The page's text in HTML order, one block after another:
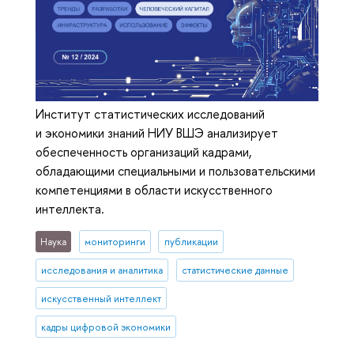
Институт статистических исследований
и экономики знаний НИУ ВШЭ анализирует
обеспеченность организаций кадрами,
обладающими специальными и пользовательскими
компетенциями в области искусственного
интеллекта.
Наука мониторинги публикации
исследования и аналитика статистические данные
искусственный интеллект
кадры цифровой экономики